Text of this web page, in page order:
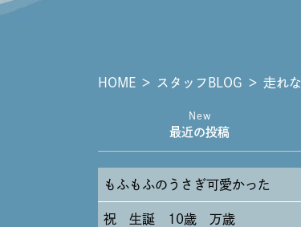
HOME ＞ スタッフBLOG ＞ 走れ
New
最近の投稿
もふもふのうさぎ可愛かった
祝 生誕 10歳 万歳